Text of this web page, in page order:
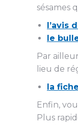
sésames
l’avis
le
Par
lieu de
la
Enfin,
Plus